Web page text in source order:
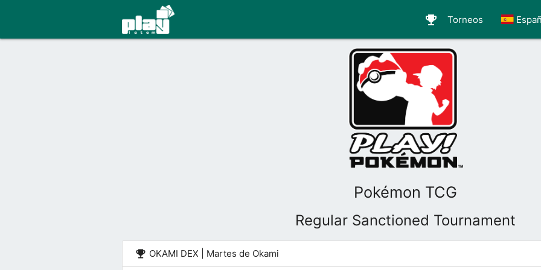
emoji_events Torneos
Pokémon TCG
Regular Sanctioned Tournament
emoji_events OKAMI DEX | Martes de Okami